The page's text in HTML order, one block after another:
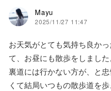
Mayu
2025/11/27 11:47
お天気がとても気持ち良か
て、お昼にも散歩をしまし
裏道には行かない方が、と
くて結局いつもの散歩道を歩